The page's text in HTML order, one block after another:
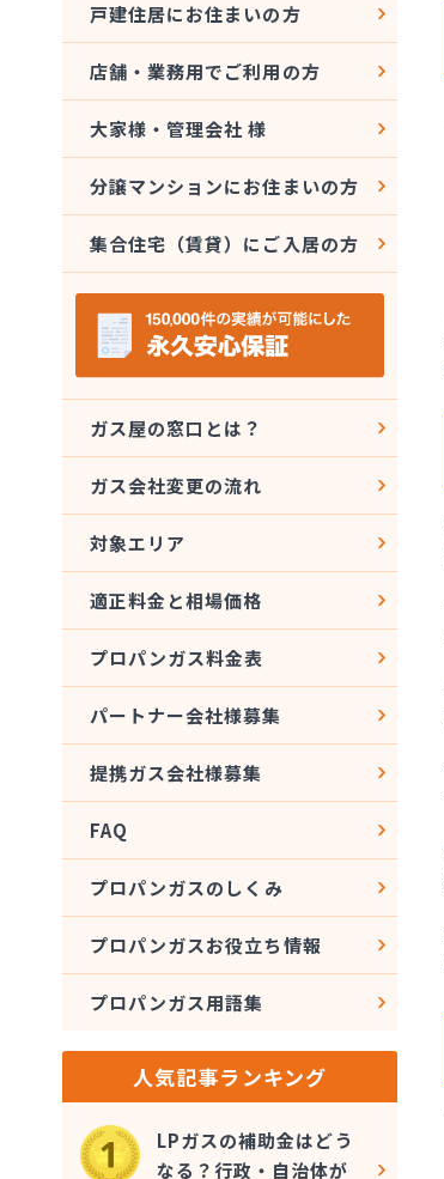
戸建住居にお住まいの方
店舗・業務用でご利用の方
大家様・管理会社 様
分譲マンションにお住まいの方
集合住宅（賃貸）にご入居の方
ガス屋の窓口とは？
ガス会社変更の流れ
対象エリア
適正料金と相場価格
プロパンガス料金表
パートナー会社様募集
提携ガス会社様募集
FAQ
プロパンガスのしくみ
プロパンガスお役立ち情報
プロパンガス用語集
人気記事ランキング
LPガスの補助金はどう
なる？行政・自治体が